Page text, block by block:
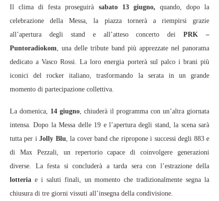
Il clima di festa proseguirà sabato 13 giugno, quando, dopo la
celebrazione della Messa, la piazza tornerà a riempirsi grazie
all’apertura degli stand e all’atteso concerto deiPRK –
Puntoradiokom , una delle tribute band più apprezzate nel panorama
dedicato a Vasco Rossi. La loro energia porterà sul palco i brani più
iconici del rocker italiano, trasformando la serata in un grande
momento di partecipazione collettiva.
La domenica, 14 giugno , chiuderà il programma con un’altra giornata
intensa. Dopo la Messa delle 19 e l’apertura degli stand, la scena sarà
tutta per iJolly Blu , la cover band che ripropone i successi degli 883 e
di Max Pezzali, un repertorio capace di coinvolgere generazioni
diverse. La festa si concluderà a tarda sera con l’estrazione della
lotteria e i saluti finali, un momento che tradizionalmente segna la
chiusura di tre giorni vissuti all’insegna della condivisione.